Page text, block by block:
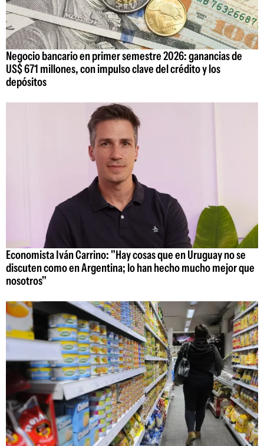
Negocio bancario en primer semestre 2026: ganancias de
US$ 671 millones, con impulso clave del crédito y los
depósitos
Economista Iván Carrino: "Hay cosas que en Uruguay no se
discuten como en Argentina; lo han hecho mucho mejor que
nosotros"